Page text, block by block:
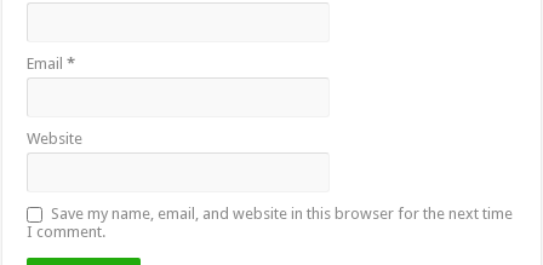
Email*
Website
Save my name, email, and website in this browser for the next time
I comment.